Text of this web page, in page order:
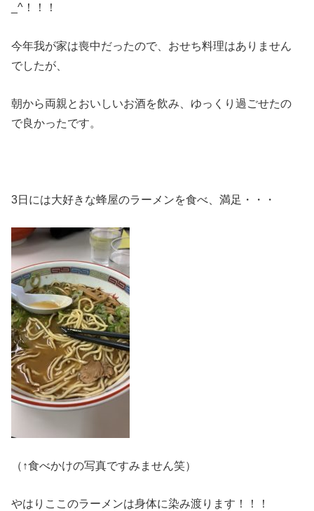
_^！！！
今年我が家は喪中だったので、おせち料理はありません
でしたが、
朝から両親とおいしいお酒を飲み、ゆっくり過ごせたの
で良かったです。
3日には大好きな蜂屋のラーメンを食べ、満足・・・
（↑食べかけの写真ですみません笑）
やはりここのラーメンは身体に染み渡ります！！！